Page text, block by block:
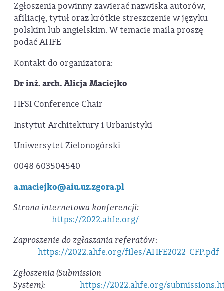
Zgłoszenia powinny zawierać nazwiska autorów,
afiliację, tytuł oraz krótkie streszczenie w języku
polskim lub angielskim. W temacie maila proszę
podać AHFE
Kontakt do organizatora:
Dr inż. arch. Alicja Maciejko
HFSI Conference Chair
Instytut Architektury i Urbanistyki
Uniwersytet Zielonogórski
0048 603504540
a.maciejko@aiu.uz.zgora.pl
Strona internetowa konferencji:
https://2022.ahfe.org/
Zaproszenie do zgłaszania referatów:
https://2022.ahfe.org/files/AHFE2022_CFP.pdf
Zgłoszenia (Submission
System):
https://2022.ahfe.org/